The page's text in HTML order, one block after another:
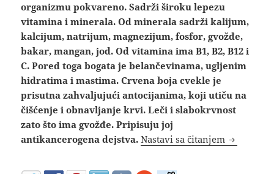
organizmu pokvareno. Sadrži široku lepezu
vitamina i minerala. Od minerala sadrži kalijum,
kalcijum, natrijum, magnezijum, fosfor, gvožđe,
bakar, mangan, jod. Od vitamina ima B1, B2, B12 i
C. Pored toga bogata je belančevinama, ugljenim
hidratima i mastima. Crvena boja cvekle je
prisutna zahvaljujući antocijanima, koji utiču na
čišćenje i obnavljanje krvi. Leči i slabokrvnost
zato što ima gvožđe. Pripisuju joj
antikancerogena dejstva. Nastavi sa čitanjem Gajenje